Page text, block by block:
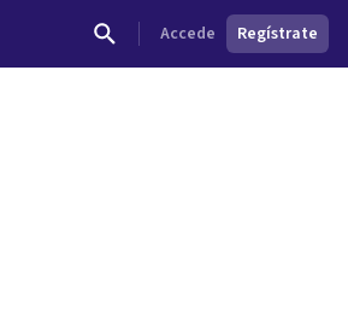
Accede Regístrate